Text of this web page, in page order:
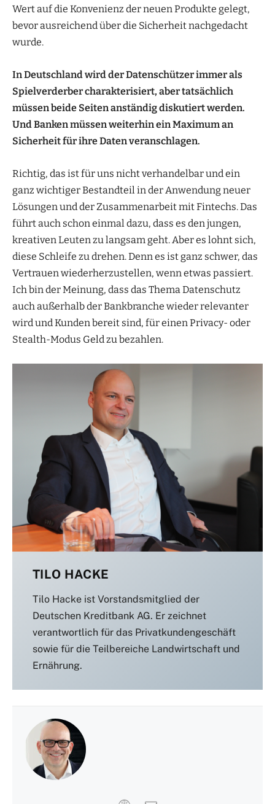
Wert auf die Konvenienz der neuen Produkte gelegt,
bevor ausreichend über die Sicherheit nachgedacht
wurde.
In Deutschland wird der Datenschützer immer als
Spielverderber charakterisiert, aber tatsächlich
müssen beide Seiten anständig diskutiert werden.
Und Banken müssen weiterhin ein Maximum an
Sicherheit für ihre Daten veranschlagen.
Richtig, das ist für uns nicht verhandelbar und ein
ganz wichtiger Bestandteil in der Anwendung neuer
Lösungen und der Zusammenarbeit mit Fintechs. Das
führt auch schon einmal dazu, dass es den jungen,
kreativen Leuten zu langsam geht. Aber es lohnt sich,
diese Schleife zu drehen. Denn es ist ganz schwer, das
Vertrauen wiederherzustellen, wenn etwas passiert.
Ich bin der Meinung, dass das Thema Datenschutz
auch außerhalb der Bankbranche wieder relevanter
wird und Kunden bereit sind, für einen Privacy- oder
Stealth-Modus Geld zu bezahlen.
TILO HACKE
Tilo Hacke ist Vorstandsmitglied der
Deutschen Kreditbank AG. Er zeichnet
verantwortlich für das Privatkundengeschäft
sowie für die Teilbereiche Landwirtschaft und
Ernährung.